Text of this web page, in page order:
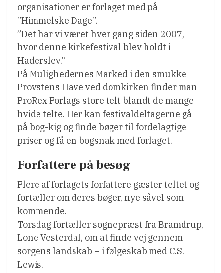
organisationer er forlaget med på
”Himmelske Dage”.
”Det har vi været hver gang siden 2007,
hvor denne kirkefestival blev holdt i
Haderslev.”
På Mulighedernes Marked i den smukke
Provstens Have ved domkirken finder man
ProRex Forlags store telt blandt de mange
hvide telte. Her kan festivaldeltagerne gå
på bog-kig og finde bøger til fordelagtige
priser og få en bogsnak med forlaget.
Forfattere på besøg
Flere af forlagets forfattere gæster teltet og
fortæller om deres bøger, nye såvel som
kommende.
Torsdag fortæller sognepræst fra Bramdrup,
Lone Vesterdal, om at finde vej gennem
sorgens landskab – i følgeskab med C.S.
Lewis.